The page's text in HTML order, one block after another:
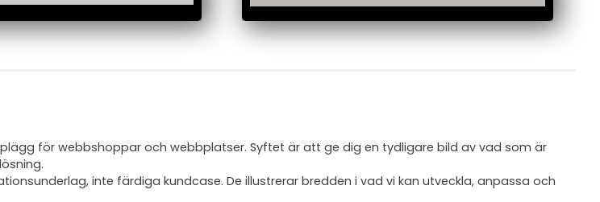
för webbshoppar och webbplatser. Syftet är att ge dig en tydligare bild av vad som är
inte färdiga kundcase. De illustrerar bredden i vad vi kan utveckla, anpassa och